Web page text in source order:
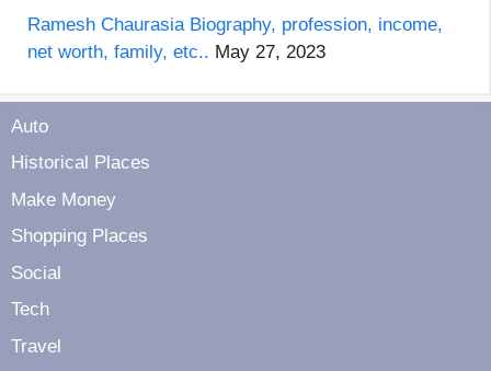
Ramesh Chaurasia Biography, profession, income,
net worth, family, etc.. May 27, 2023
Auto
Historical Places
Make Money
Shopping Places
Social
Tech
Travel